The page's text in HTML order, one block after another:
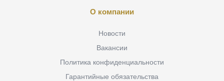
О компании
Новости
Вакансии
Политика конфиденциальности
Гарантийные обязательства